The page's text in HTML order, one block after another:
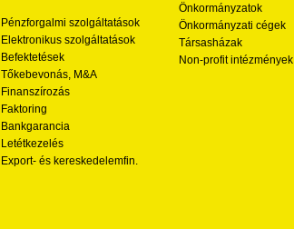
Pénzforgalmi szolgáltatások
Elektronikus szolgáltatások
Befektetések
Tőkebevonás, M&A
Finanszírozás
Faktoring
Bankgarancia
Letétkezelés
Export- és kereskedelemfin.
Önkormányzatok
Önkormányzati cégek
Társasházak
Non-profit intézmények